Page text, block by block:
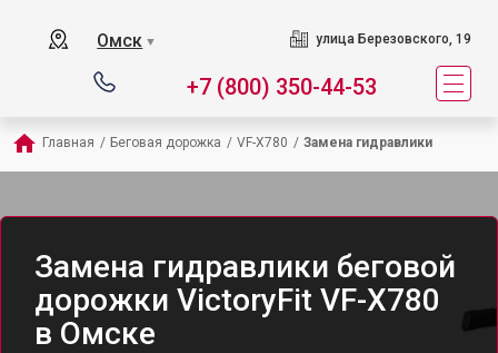
Омск ▼ улица Березовского, 19
+7 (800) 350-44-53
Главная / Беговая дорожка / VF-X780 / Замена гидравлики
Замена гидравлики беговой
дорожки VictoryFit VF-X780
в Омске